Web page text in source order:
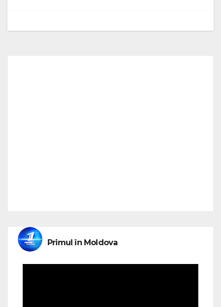
Primul în Moldova